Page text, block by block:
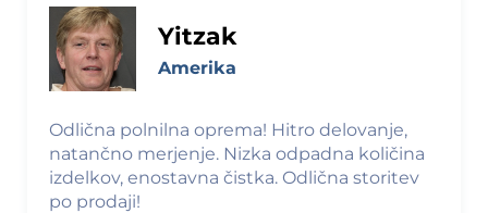
Yitzak
Amerika
Odlična polnilna oprema! Hitro delovanje,
natančno merjenje. Nizka odpadna količina
izdelkov, enostavna čistka. Odlična storitev
po prodaji!